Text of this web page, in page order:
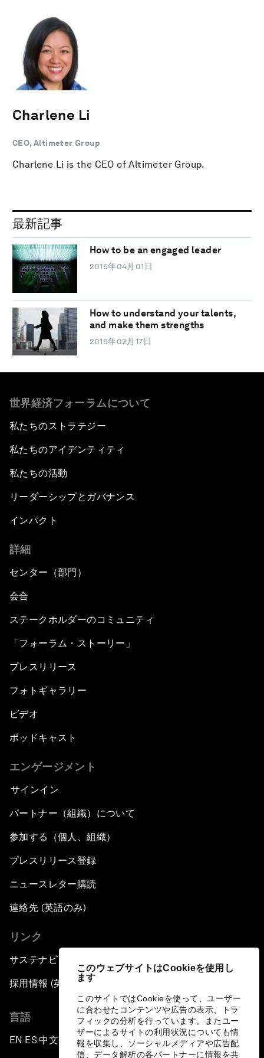
このウェブサイトはCookieを使用し
ます
このサイトではCookieを使って、ユーザー
に合わせたコンテンツや広告の表示、トラ
フィックの分析を行っています。またユー
ザーによるサイトの利用状況についても情
報を収集し、ソーシャルメディアや広告配
信、データ解析の各パートナーに情報を共
Charlene Li
CEO, Altimeter Group
Charlene Li is the CEO of Altimeter Group.
最新記事
How to be an engaged leader
2015年04月01日
How to understand your talents,
and make them strengths
2015年02月17日
世界経済フォーラムについて
私たちのストラテジー
私たちのアイデンティティ
私たちの活動
リーダーシップとガバナンス
インパクト
詳細
センター（部門）
会合
ステークホルダーのコミュニティ
「フォーラム・ストーリー」
プレスリリース
フォトギャラリー
ビデオ
ポッドキャスト
エンゲージメント
サインイン
パートナー（組織）について
参加する（個人、組織）
プレスリリース登録
ニュースレター購読
連絡先 (英語のみ)
リンク
サステナビリティへの取り組み
採用情報 (英語のみ)
言語
EN ▪ES▪中文▪ 日本語